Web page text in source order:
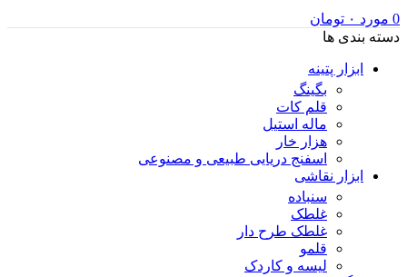
0 مورد ۰ تومان
دسته بندی ها
ابزار پتینه
بگینگ
قلم کات
ماله استیل
هزار خار
اسفنج دریایی طبیعی و مصنوعی
ابزار نقاشی
سنباده
غلطک
غلطک طرح دار
قلمو
لیسه و کاردک